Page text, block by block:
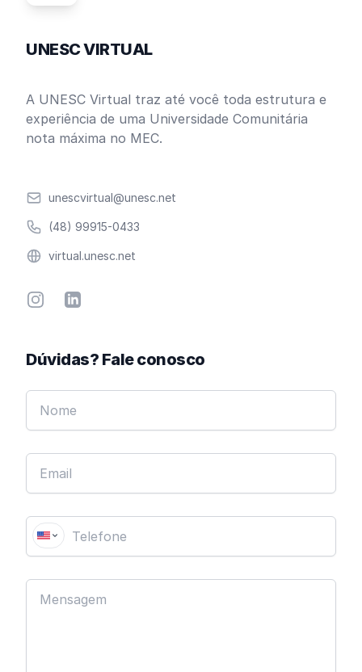
UNESC VIRTUAL
A UNESC Virtual traz até você toda estrutura e
experiência de uma Universidade Comunitária
nota máxima no MEC.
Emailunescvirtual@unesc.net
Telefone(48) 99915-0433
Websitevirtual.unesc.net
InstagramLinkedin
Dúvidas? Fale conosco